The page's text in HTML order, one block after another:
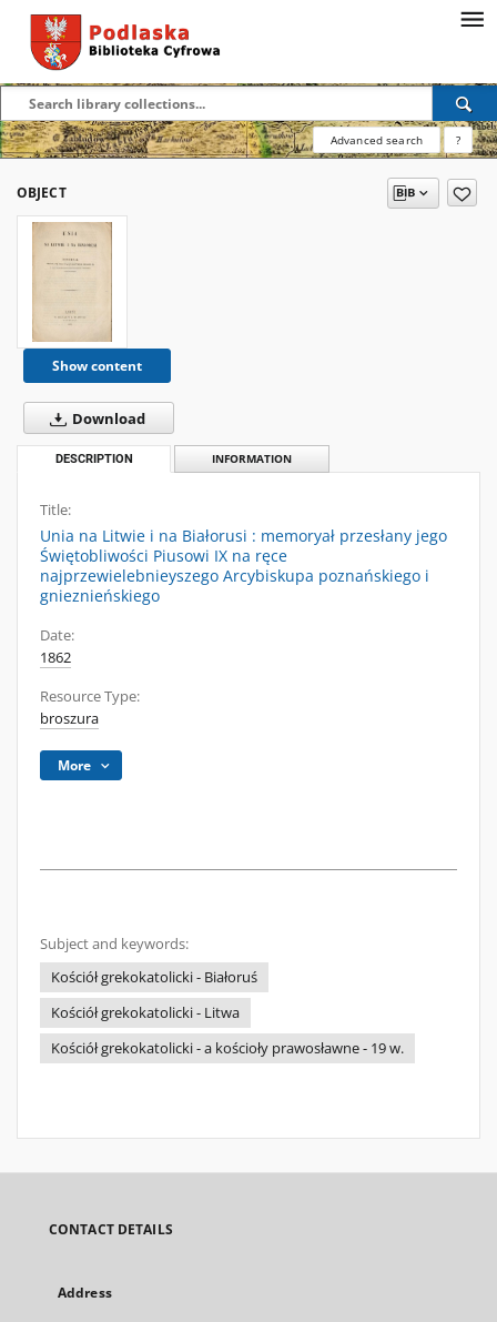
Advanced search ?
OBJECT
Show content
Download
DESCRIPTION INFORMATION
Title:
Unia na Litwie i na Białorusi : memoryał przesłany jego
Świętobliwości Piusowi IX na ręce
najprzewielebnieyszego Arcybiskupa poznańskiego i
gnieznieńskiego
Date:
1862
Resource Type:
broszura
More
Subject and keywords:
Kościół grekokatolicki - Białoruś
Kościół grekokatolicki - Litwa
Kościół grekokatolicki - a kościoły prawosławne - 19 w.
CONTACT DETAILS
Address